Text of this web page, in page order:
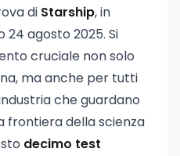
di Starship, in
agosto 2025. Si
cruciale non solo
ma anche per tutti
che guardano
frontiera della scienza
decimo test